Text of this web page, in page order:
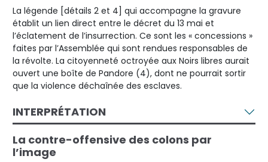
La légende [détails 2 et 4] qui accompagne la gravure
établit un lien direct entre le décret du 13 mai et
l’éclatement de l’insurrection. Ce sont les « concessions »
faites par l’Assemblée qui sont rendues responsables de
la révolte. La citoyenneté octroyée aux Noirs libres aurait
ouvert une boîte de Pandore (4), dont ne pourrait sortir
que la violence déchaînée des esclaves.
INTERPRÉTATION
La contre-offensive des colons par
l’image